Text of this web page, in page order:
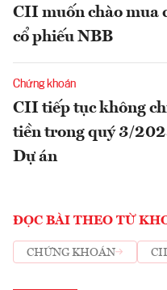
CII muốn chào mua
cổ phiếu NBB
Chứng khoán
CII tiếp tục không
tiền trong quý 3/
Dự án
ĐỌC BÀI THEO TỪ
CHỨNG KHOÁN CII